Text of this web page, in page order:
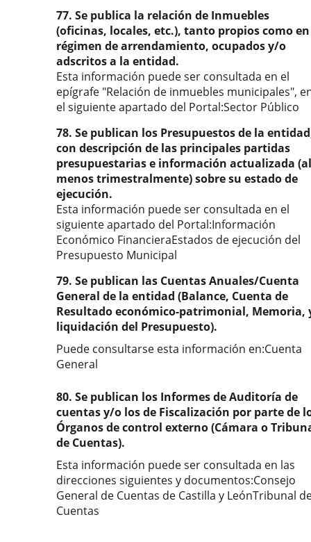
77. Se publica la relación de Inmuebles
(oficinas, locales, etc.), tanto propios como en
régimen de arrendamiento, ocupados y/o
adscritos a la entidad.
Esta información puede ser consultada en el
epígrafe "Relación de inmuebles municipales",
el siguiente apartado del Portal:Sector Público
78. Se publican los Presupuestos de la
con descripción de las principales partidas
presupuestarias e información actualizada (al
menos trimestralmente) sobre su estado de
ejecución.
Esta información puede ser consultada en el
siguiente apartado del Portal:Información
Económico FinancieraEstados de ejecución del
Presupuesto Municipal
79. Se publican las Cuentas Anuales/Cuenta
General de la entidad (Balance, Cuenta de
Resultado económico-patrimonial, Memoria,
liquidación del Presupuesto).
Puede consultarse esta información en:Cuenta
General
80. Se publican los Informes de Auditoría de
cuentas y/o los de Fiscalización por parte de
Órganos de control externo (Cámara o
de Cuentas).
Esta información puede ser consultada en las
direcciones siguientes y documentos:Consejo
General de Cuentas de Castilla y LeónTribunal
Cuentas